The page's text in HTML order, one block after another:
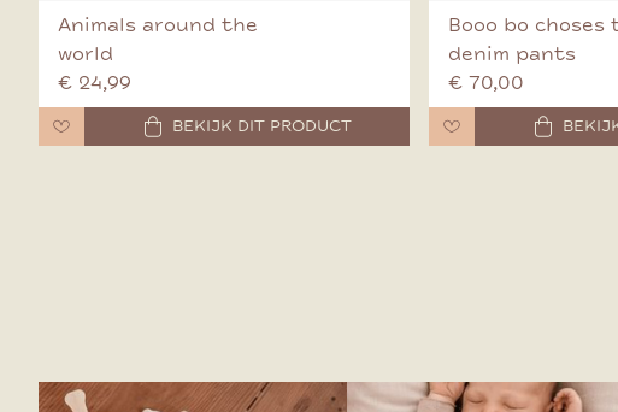
Animals around the
world
€ 24,99
BEKIJK DIT PRODUCT
Booo bo choses
denim pants
€ 70,00